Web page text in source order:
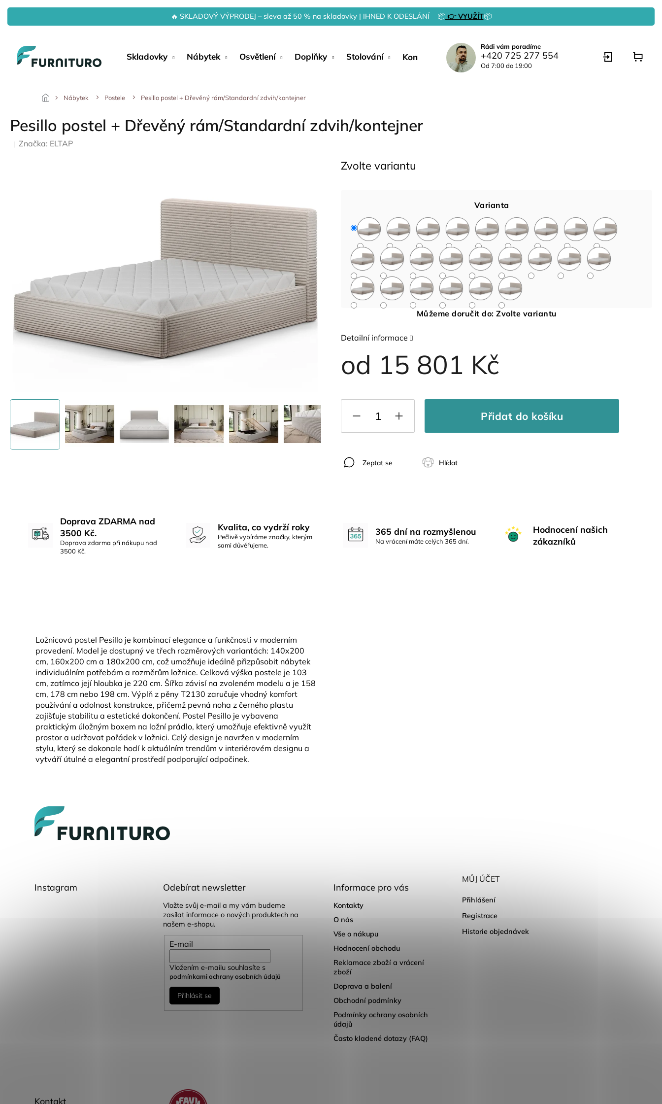
Přejít
obsah
🔥 SKLADOVÝ VÝPRODEJ – sleva až 50 % na skladovky | IHNED K ODESLÁNÍ 📦👉 VYUŽÍT📦
Skladovky Nábytek Osvětlení Doplňky Stolování Kontakty
Rádi vám poradíme
+420 725 277 554
Od 7:00 do 19:00
Nábytek Postele Pesillo postel + Dřevěný rám/Standardní zdvih/kontejner
Pesillo postel + Dřevěný rám/Standardní zdvih/kontejner
Značka: ELTAP
od 15 801 Kč
Zvolte variantu
Varianta
Můžeme doručit do: Zvolte variantu
Přidat do košíku
Detailní informace
Zeptat se Hlídat
Doprava ZDARMA nad
3500 Kč.
Doprava zdarma při nákupu nad
3500 Kč.
Kvalita, co vydrží roky
Pečlivě vybíráme značky, kterým
sami důvěřujeme.
365 dní na rozmyšlenou
Na vrácení máte celých 365 dní.
Hodnocení našich
zákazníků
Ložnicová postel Pesillo je kombinací elegance a funkčnosti v moderním
provedení. Model je dostupný ve třech rozměrových variantách: 140x200
cm, 160x200 cm a 180x200 cm, což umožňuje ideálně přizpůsobit nábytek
individuálním potřebám a rozměrům ložnice. Celková výška postele je 103
cm, zatímco její hloubka je 220 cm. Šířka závisí na zvoleném modelu a je 158
cm, 178 cm nebo 198 cm. Výplň z pěny T2130 zaručuje vhodný komfort
používání a odolnost konstrukce, přičemž pevná noha z černého plastu
zajišťuje stabilitu a estetické dokončení. Postel Pesillo je vybavena
praktickým úložným boxem na ložní prádlo, který umožňuje efektivně využít
prostor a udržovat pořádek v ložnici. Celý design je navržen v moderním
stylu, který se dokonale hodí k aktuálním trendům v interiérovém designu a
vytváří útulné a elegantní prostředí podporující odpočinek.
Instagram Odebírat newsletter
Vložte svůj e-mail a my vám budeme
zasílat informace o nových produktech na
našem e-shopu.
E-mail
Vložením e-mailu souhlasíte s
podmínkami ochrany osobních údajů
Přihlásit se
Informace pro vás
Kontakty
O nás
Vše o nákupu
Hodnocení obchodu
Reklamace zboží a vrácení
zboží
Doprava a balení
Obchodní podmínky
Podmínky ochrany osobních
údajů
Často kladené dotazy (FAQ)
MŮJ ÚČET
Přihlášení
Registrace
Historie objednávek
Kontakt